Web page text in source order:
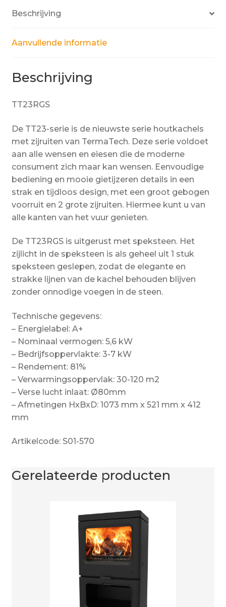
Beschrijving
Aanvullende informatie
Beschrijving
TT23RGS
De TT23-serie is de nieuwste serie houtkachels
met zijruiten van TermaTech. Deze serie voldoet
aan alle wensen en eiesen die de moderne
consument zich maar kan wensen. Eenvoudige
bediening en mooie gietijzeren details in een
strak en tijdloos design, met een groot gebogen
voorruit en 2 grote zijruiten. Hiermee kunt u van
alle kanten van het vuur genieten.
De TT23RGS is uitgerust met speksteen. Het
zijlicht in de speksteen is als geheel uit 1 stuk
speksteen geslepen, zodat de elegante en
strakke lijnen van de kachel behouden blijven
zonder onnodige voegen in de steen.
Technische gegevens:
– Energielabel: A+
– Nominaal vermogen: 5,6 kW
– Bedrijfsoppervlakte: 3-7 kW
– Rendement: 81%
– Verwarmingsoppervlak: 30-120 m2
– Verse lucht inlaat: Ø80mm
– Afmetingen HxBxD: 1073 mm x 521 mm x 412
mm
Artikelcode: S01-570
Gerelateerde producten